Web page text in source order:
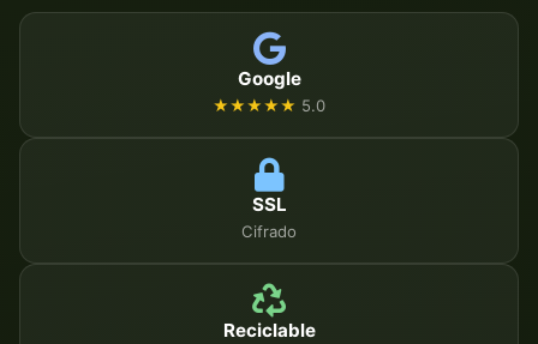
Google
★★★★★ 5.0
SSL
Cifrado
Reciclable